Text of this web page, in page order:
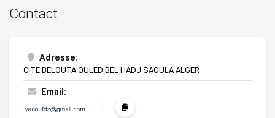
Contact
Adresse:
CITE BELOUTA OULED BEL HADJ SAOULA ALGER
Email: